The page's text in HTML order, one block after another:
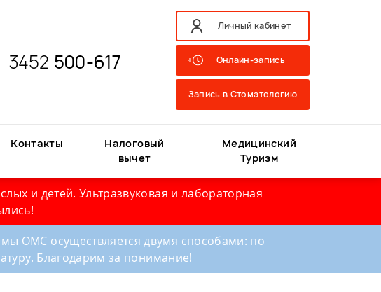
3452 500-617
Личный кабинет
Онлайн-запись
Запись в Стоматологию
Контакты
Налоговый
вычет
Медицинский
Туризм
и детей. Ультразвуковая и лабораторная
ОМС осуществляется двумя способами: по
Благодарим за понимание!